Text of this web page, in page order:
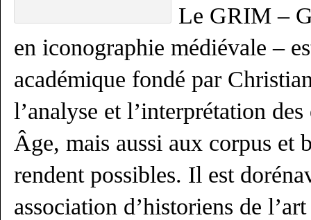
Le GRIM –
en iconographie médiévale –
académique fondé par
l’analyse et l’interprétation
Âge, mais aussi aux corpus et
rendent possibles. Il est
association d’historiens de